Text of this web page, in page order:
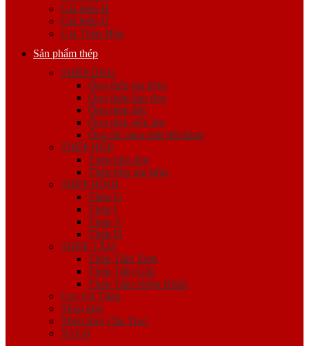
Giá thép H
Giá thép U
Giá Thép Hộp
Sản phẩm thép
THÉP ỐNG
Ống thép mạ kẽm
Ống thép hàn đen
Ống thép đúc
Ống thép siêu âm
Ống lốc theo đơn đặt hàng
THÉP HỘP
Thép hộp đen
Thép hộp mạ kẽm
THÉP HÌNH
Thép U
Thép I
Thép V
Thép H
THÉP TẤM
Thép Tấm Trơn
Thép Tấm Gân
Thép Tấm Nhập Khẩu
Cọc Cừ Thép
Thép Đặc
Thép Ray Cầu Trục
Xà Gồ